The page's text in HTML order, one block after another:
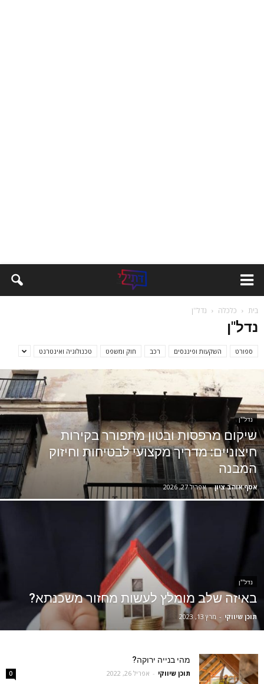
בית כלכלה נדל''ן
נדל''ן
ספורט השקעות ופיננסים רכב חוק ומשפט טכנולוגיה ואינטרנט
נדל''ן
שיקום מרפסות ובטון מתפורר בקירות
חיצוניים: מדריך מקצועי לבטיחות וחיזוק
המבנה
אסף אוהב ציון - אפריל 27, 2026
נדל''ן
באיזה שלב מומלץ לעשות מחזור משכנתא?
תוכן שיווקי - מרץ 13, 2023
מהי בנייה ירוקה?
תוכן שיווקי - אפריל 26, 2022 0